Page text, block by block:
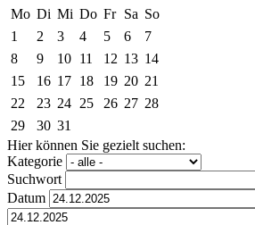
Mo Di Mi Do Fr Sa So
1
2 3 4 5 6
7
8
9 10 11 12 13 14
15
16 17 18 19 20 21
22
23 24 25 26 27 28
29
30 31
Hier können Sie gezielt suchen:
Kategorie
Suchwort
Datum